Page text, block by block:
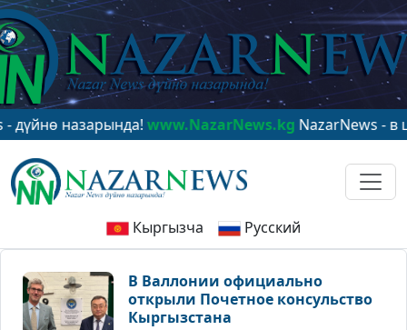
назарында!www.NazarNews.kgNazarNews - в
Кыргызча Русский
В Валлонии официально
открыли Почетное консульство
Кыргызстана